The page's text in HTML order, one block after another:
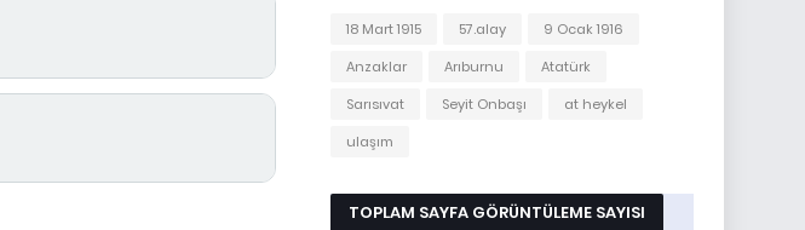
18 Mart 1915 57.alay
9 Ocak 1916
Anzaklar
Arıburnu
Atatürk
Sarısıvat
Seyit Onbaşı
at heykel
ulaşım
TOPLAM SAYFA GÖRÜNTÜLEME SAYISI